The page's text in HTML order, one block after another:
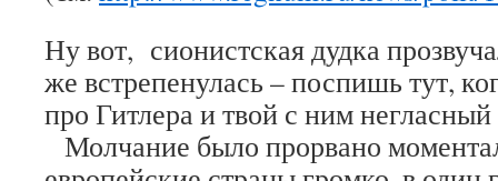
Ну вот, сионистская дудка
же встрепенулась – поспишь тут,
про Гитлера и твой с ним
Молчание было прорвано